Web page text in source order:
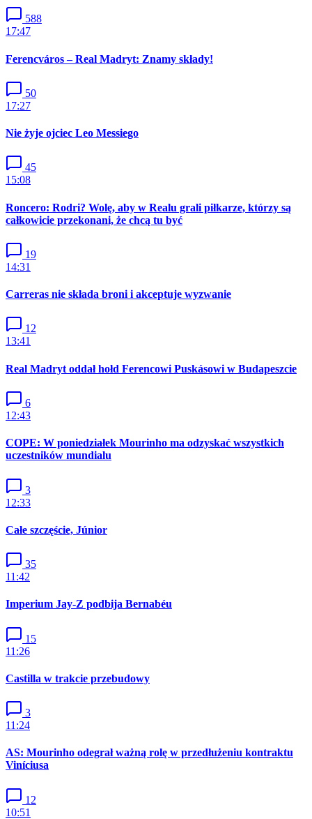
588
17:47
Ferencváros – Real Madryt: Znamy składy!
50
17:27
Nie żyje ojciec Leo Messiego
45
15:08
Roncero: Rodri? Wolę, aby w Realu grali piłkarze, którzy są
całkowicie przekonani, że chcą tu być
19
14:31
Carreras nie składa broni i akceptuje wyzwanie
12
13:41
Real Madryt oddał hołd Ferencowi Puskásowi w Budapeszcie
6
12:43
COPE: W poniedziałek Mourinho ma odzyskać wszystkich
uczestników mundialu
3
12:33
Całe szczęście, Júnior
35
11:42
Imperium Jay-Z podbija Bernabéu
15
11:26
Castilla w trakcie przebudowy
3
11:24
AS: Mourinho odegrał ważną rolę w przedłużeniu kontraktu
Viníciusa
12
10:51